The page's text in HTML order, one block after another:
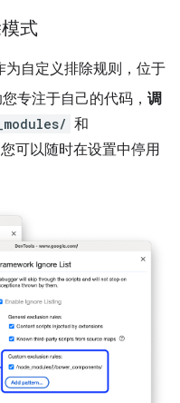
式
自定义排除规则，位于
专注于自己的代码， 调
和
可以随时在设置中停用